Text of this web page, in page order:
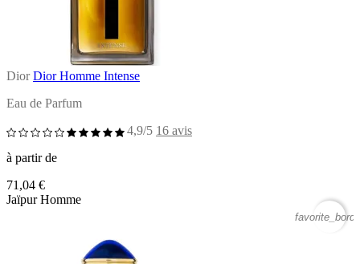
Dior Dior Homme Intense
Eau de Parfum
4,9/5 16 avis
à partir de
71,04 €
Jaïpur Homme